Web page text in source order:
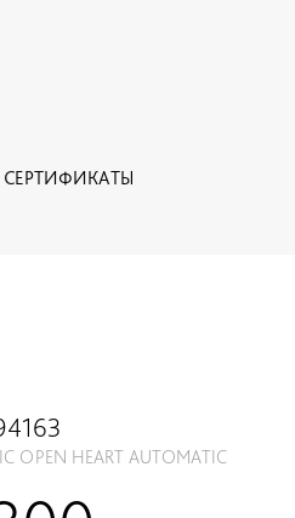
СЕРТИФИКАТЫ
OPEN HEART AUTOMATIC